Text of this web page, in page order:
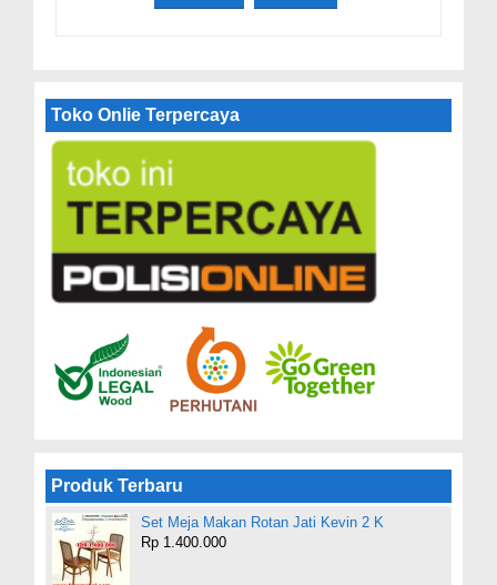
Toko Onlie Terpercaya
Produk Terbaru
Set Meja Makan Rotan Jati Kevin 2 K
Rp 1.400.000